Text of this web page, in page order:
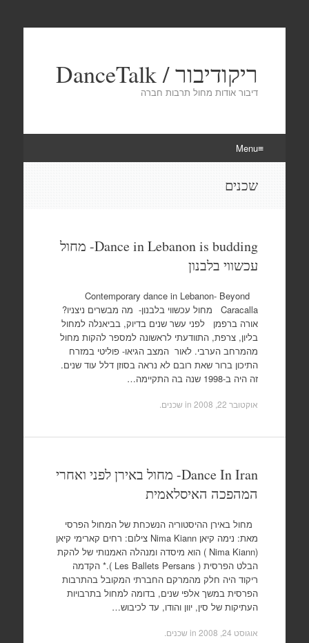
ריקודיבור / DanceTalk
דיבור אודות מחול תרבות חברה
Menu
שכנים
Dance in Lebanon is budding- מחול
עכשווי בלבנון
Contemporary dance in Lebanon- Beyond
Caracalla מחול עכשווי בלבנון- מה מבשרים ניצניו?
אורה ברפמן לפני עשר שנים בדיוק, בביאנלה למחול
בליון, צרפת, התוודעתי לראשונה למספר להקות מחול
מהמרחב הערבי. לאור המצב הגיאו- פוליטי במזרח
התיכון ברור שאת רובם לא נראה בסוזן דלל עוד שנים.
זה היה ב-1998 שנה בה התקיימה…
אוקטובר 22, 2008 in שכנים
Dance In Iran- מחול באירן לפני ואחרי
המהפכה האיסלאמית
מחול באירן ההיסטוריה הנשכחת של המחול הפרסי
מאת: נימה קיאן Nima Kiann צילום: רחים קארימי קיאן
(Nima Kiann ) הוא מיסדה ומנהלה האמנותי של להקת
הבלט הפרסית ( Les Ballets Persans ).* הקדמה
ריקוד היה חלק מהמרקם החברתי המקובל בהתרבות
הפרסית במשך אלפי שנים, בדומה למחול בתרבויות
העתיקות של סין, יוון והודו, עד לכיבוש…
אוגוסט 24, 2008 in שכנים